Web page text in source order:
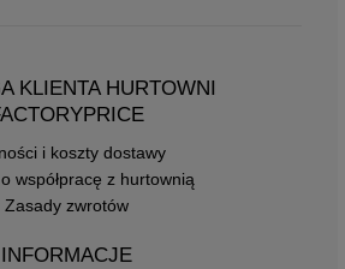
KLIENTA HURTOWNI
i koszty dostawy
współpracę z hurtownią
Zasady zwrotów
INFORMACJE